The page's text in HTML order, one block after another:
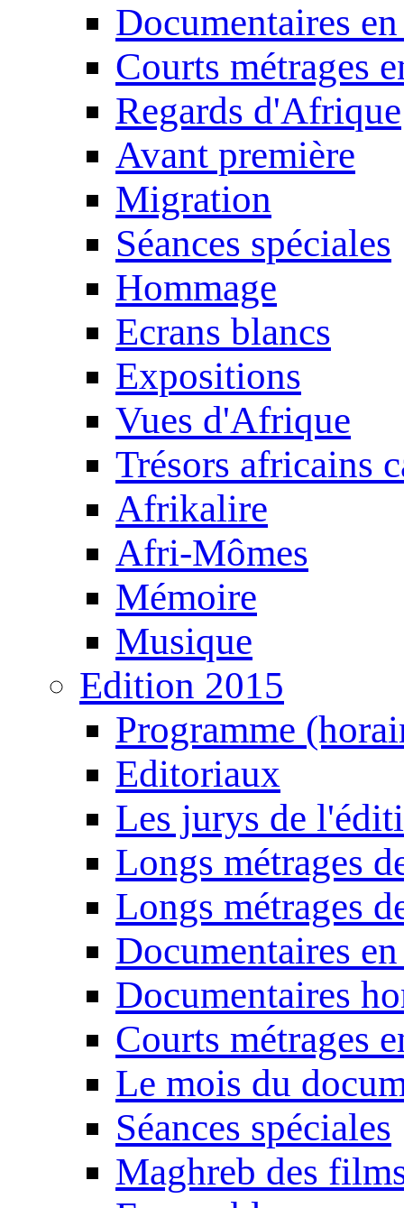
Documentaires
Courts métrages
Regards d'Afrique
Avant première
Migration
Séances spéciales
Hommage
Ecrans blancs
Expositions
Vues d'Afrique
Trésors africains
Afrikalire
Afri-Mômes
Mémoire
Musique
Edition 2015
Programme
Editoriaux
Les jurys de
Longs métrages
Longs métrages
Documentaires
Documentaires
Courts métrages
Le mois du
Séances spéciales
Maghreb des